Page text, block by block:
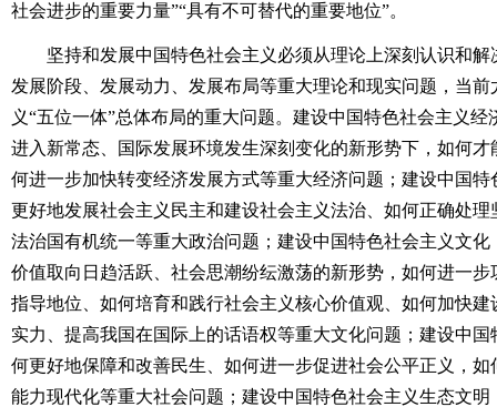
社会进步的重要力量”“具有不可替代的重要地位”。
坚持和发展中国特色社会主义必须从理论上深刻认识和解
发展阶段、发展动力、发展布局等重大理论和现实问题，当
义“五位一体”总体布局的重大问题。建设中国特色社会主义
进入新常态、国际发展环境发生深刻变化的新形势下，如何
何进一步加快转变经济发展方式等重大经济问题；建设中国
更好地发展社会主义民主和建设社会主义法治、如何正确处
法治国有机统一等重大政治问题；建设中国特色社会主义文
价值取向日趋活跃、社会思潮纷纭激荡的新形势，如何进一
指导地位、如何培育和践行社会主义核心价值观、如何加快
实力、提高我国在国际上的话语权等重大文化问题；建设中
何更好地保障和改善民生、如何进一步促进社会公平正义，
能力现代化等重大社会问题；建设中国特色社会主义生态文